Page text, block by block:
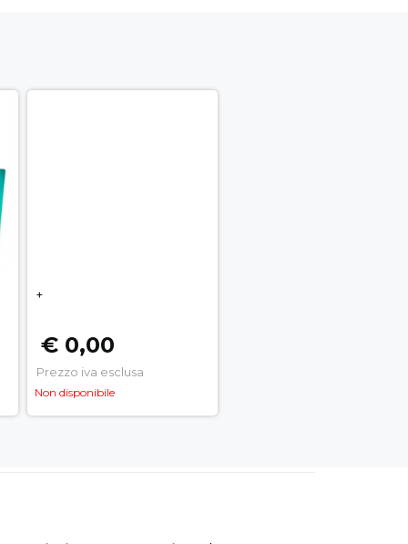
+
€ 0,00
Prezzo iva esclusa
Non disponibile